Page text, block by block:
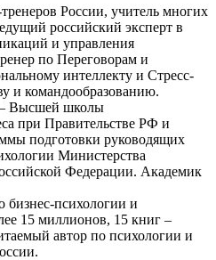
России, учитель многих
российский эксперт в
и управления
по Переговорам и
интеллекту и Стресс-
и командообразованию.
Высшей школы
при Правительстве РФ и
подготовки руководящих
Министерства
Федерации. Академик
бизнес-психологии и
15 миллионов, 15 книг –
автор по психологии и